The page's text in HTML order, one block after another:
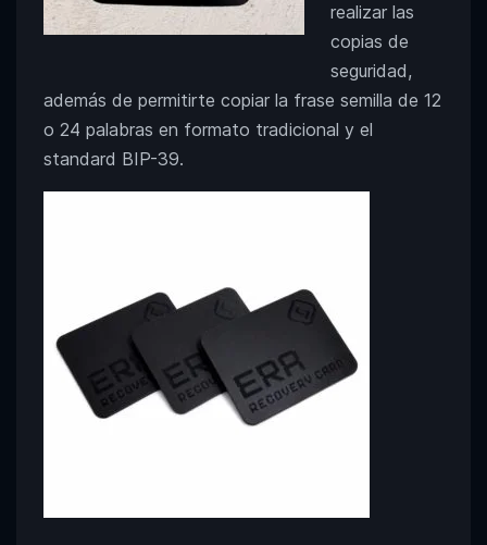
realizar las
copias de
seguridad,
además de permitirte copiar la frase semilla de 12
o 24 palabras en formato tradicional y el
standard BIP-39.